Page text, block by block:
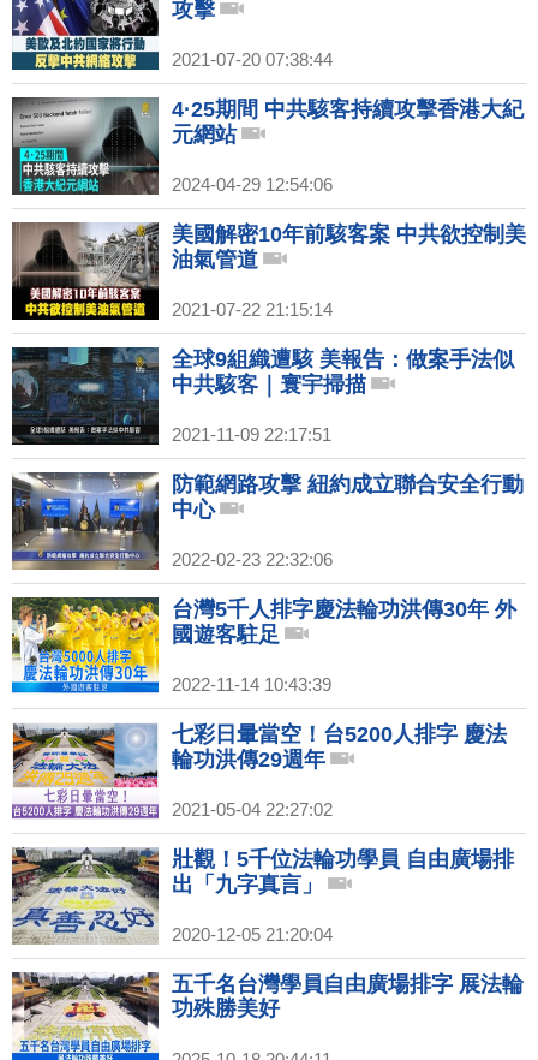
攻擊
2021-07-20 07:38:44
4·25期間 中共駭客持續攻擊香港大紀
元網站
2024-04-29 12:54:06
美國解密10年前駭客案 中共欲控制美
油氣管道
2021-07-22 21:15:14
全球9組織遭駭 美報告：做案手法似
中共駭客｜寰宇掃描
2021-11-09 22:17:51
防範網路攻擊 紐約成立聯合安全行動
中心
2022-02-23 22:32:06
台灣5千人排字慶法輪功洪傳30年 外
國遊客駐足
2022-11-14 10:43:39
七彩日暈當空！台5200人排字 慶法
輪功洪傳29週年
2021-05-04 22:27:02
壯觀！5千位法輪功學員 自由廣場排
出「九字真言」
2020-12-05 21:20:04
五千名台灣學員自由廣場排字 展法輪
功殊勝美好